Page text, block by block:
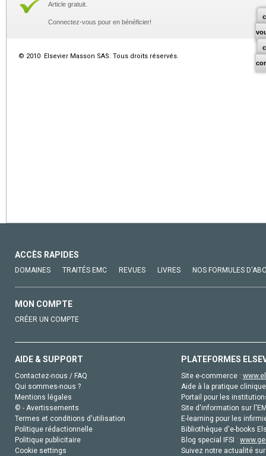
Article gratuit.
Connectez-vous pour en bénéficier!
© 2010 Elsevier Masson SAS. Tous droits réservés.
ACCÈS RAPIDES
DOMAINES TRAITÉS EMC REVUES LIVRES NOS FORMULES
MON COMPTE
CRÉER UN COMPTE
AIDE & SUPPORT
Contactez-nous / FAQ
Qui sommes-nous ?
Mentions légales
© - Avertissements
Termes et conditions d'utilisation
Politique rédactionnelle
Politique publicitaire
Cookie settings
PLATEFORMES
Site e-commerce :
Aide à la pratique
Portail pour les
Site d'information sur
E-learning pour les
Bibliothèque d'e-books
Blog special IFSI :
Suivez notre actualité